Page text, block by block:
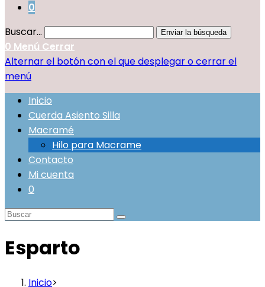
0
Buscar...
Enviar la búsqueda
0 Menú Cerrar
Alternar el botón con el que desplegar o cerrar el
menú
Inicio
Cuerda Asiento Silla
Macramé
Hilo para Macrame
Contacto
Mi cuenta
0
Esparto
Inicio>